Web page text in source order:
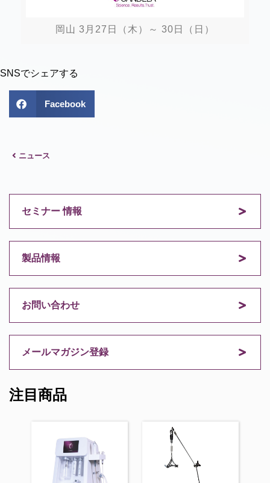
岡山 3月27日（木）～ 30日（日）
SNSでシェアする
Facebook
ニュース
セミナー 情報
製品情報
お問い合わせ
メールマガジン登録
注目商品